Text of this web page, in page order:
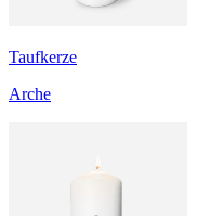
Taufkerze
Arche